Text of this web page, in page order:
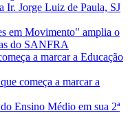
Ir. Jorge Luiz de Paula, SJ
em Movimento" amplia o
do SANFRA
começa a marcar a